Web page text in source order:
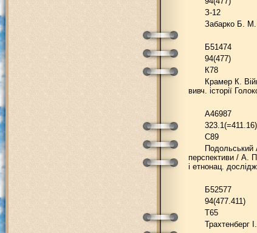
З-12
Забарко Б. М.
Б51474
94(477)
К78
Крамер К.
вивч. історії
А46987
323.1(=411.16)
С89
Подольський
перспективи / А.
і етнонац.
Б52577
94(477.411)
Т65
Трахтенберг